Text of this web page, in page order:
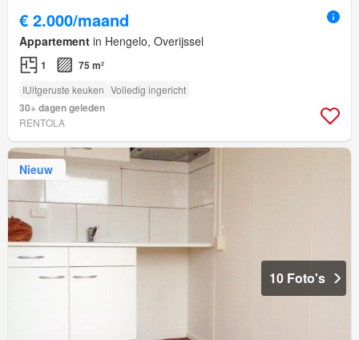
€ 2.000/maand
Appartement in Hengelo, Overijssel
1 75 m²
IUitgeruste keuken Volledig ingericht
30+ dagen geleden
RENTOLA
Nieuw
10 Foto's